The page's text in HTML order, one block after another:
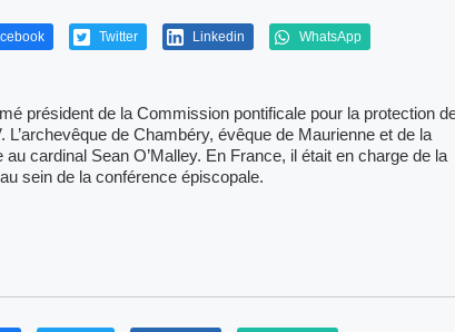
Twitter Linkedin WhatsApp
président de la Commission pontificale pour la protection
L’archevêque de Chambéry, évêque de Maurienne et de la
cardinal Sean O’Malley. En France, il était en charge de la
sein de la conférence épiscopale.